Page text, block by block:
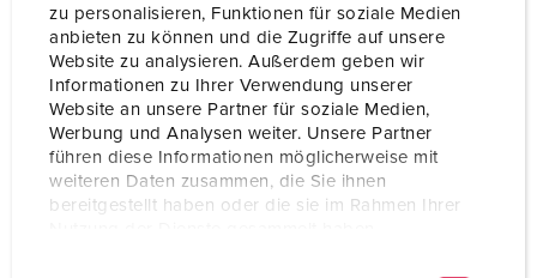
zu personalisieren, Funktionen für soziale Medien
anbieten zu können und die Zugriffe auf unsere
Website zu analysieren. Außerdem geben wir
Informationen zu Ihrer Verwendung unserer
Website an unsere Partner für soziale Medien,
Werbung und Analysen weiter. Unsere Partner
führen diese Informationen möglicherweise mit
weiteren Daten zusammen, die Sie ihnen
bereitgestellt haben oder die sie im Rahmen Ihrer
Ampère
Pôles 5 p
50-500 V
Position horaire 2 h